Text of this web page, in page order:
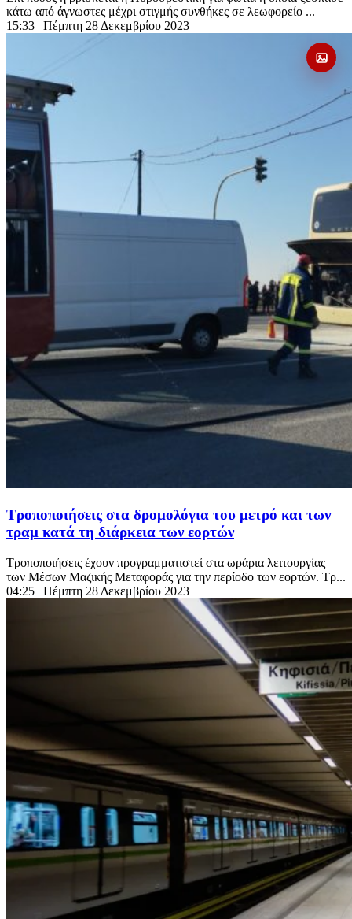
κάτω από άγνωστες μέχρι στιγμής συνθήκες σε λεωφορείο ...
15:33 | Πέμπτη 28 Δεκεμβρίου 2023
Τροποποιήσεις στα δρομολόγια του μετρό και των
τραμ κατά τη διάρκεια των εορτών
Τροποποιήσεις έχουν προγραμματιστεί στα ωράρια λειτουργίας
των Μέσων Μαζικής Μεταφοράς για την περίοδο των εορτών. Τρ...
04:25 | Πέμπτη 28 Δεκεμβρίου 2023